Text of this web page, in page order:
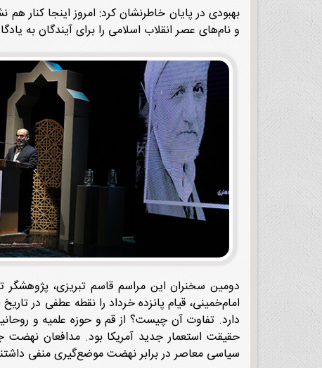
بهبودی در پایان خاطرنشان کرد: امروز اینجا کنار
و نام‌های عصر انقلاب اسلامی را برای آیندگان به
دومین سخنران این مراسم قاسم تبریزی، پژوهشگر
امام‌خمینی، قیام پانزده خرداد را نقطه عطفی در
دارد. تفاوت آن چیست؟ از قم و حوزه علمیه و
حقیقت استعمار جدید آمریکا بود. مدافعان نهضت
سیاسی معاصر در برابر نهضت موضع‌گیری منفی